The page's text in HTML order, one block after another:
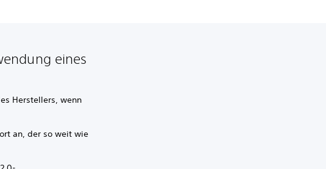
eines
Herstellers, wenn
an, der so weit wie